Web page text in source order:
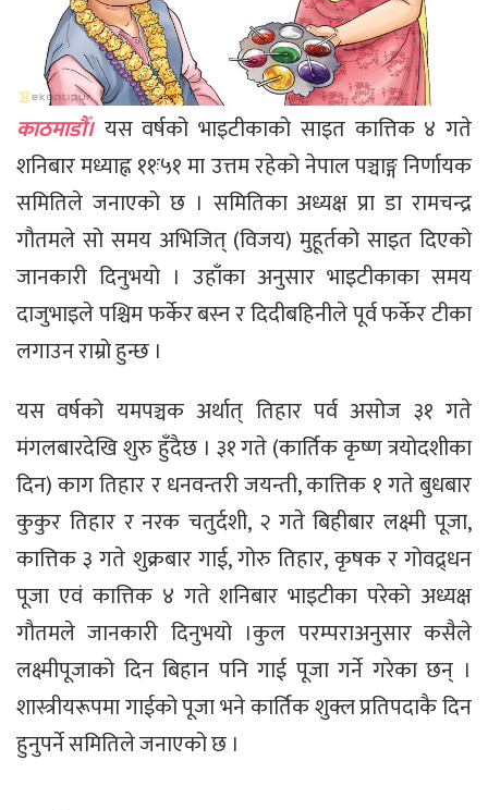
काठमाडौँ।यस वर्षको भाइटीकाको साइत कात्तिक ४ गते
शनिबार मध्याह्न ११ः५१ मा उत्तम रहेको नेपाल पञ्चाङ्ग निर्णायक
समितिले जनाएको छ । समितिका अध्यक्ष प्रा डा रामचन्द्र
गौतमले सो समय अभिजित् (विजय) मुहूर्तको साइत दिएको
जानकारी दिनुभयो । उहाँका अनुसार भाइटीकाका समय
दाजुभाइले पश्चिम फर्केर बस्न र दिदीबहिनीले पूर्व फर्केर टीका
लगाउन राम्रो हुन्छ ।
यस वर्षको यमपञ्चक अर्थात् तिहार पर्व असोज ३१ गते
मंगलबारदेखि शुरु हुँदैछ । ३१ गते (कार्तिक कृष्ण त्रयोदशीका
दिन) काग तिहार र धनवन्तरी जयन्ती, कात्तिक १ गते बुधबार
कुकुर तिहार र नरक चतुर्दशी, २ गते बिहीबार लक्ष्मी पूजा,
कात्तिक ३ गते शुक्रबार गाई, गोरु तिहार, कृषक र गोवद्र्धन
पूजा एवं कात्तिक ४ गते शनिबार भाइटीका परेको अध्यक्ष
गौतमले जानकारी दिनुभयो ।कुल परम्पराअनुसार कसैले
लक्ष्मीपूजाको दिन बिहान पनि गाई पूजा गर्ने गरेका छन् ।
शास्त्रीयरूपमा गाईको पूजा भने कार्तिक शुक्ल प्रतिपदाकै दिन
हुनुपर्ने समितिले जनाएको छ ।